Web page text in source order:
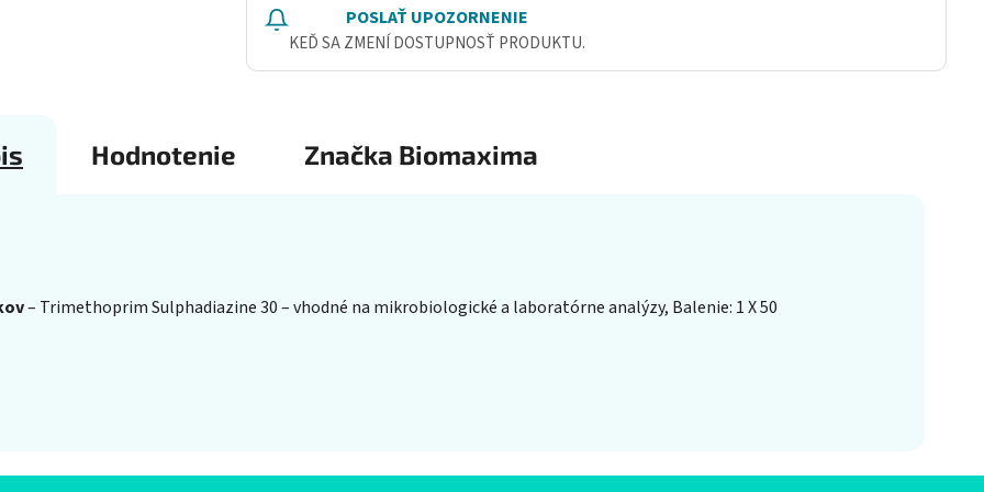
POSLAŤ UPOZORNENIE
KEĎ SA ZMENÍ DOSTUPNOSŤ PRODUKTU.
Hodnotenie Značka Biomaxima
– Trimethoprim Sulphadiazine 30 – vhodné na mikrobiologické a laboratórne analýzy, Balenie: 1 X 50